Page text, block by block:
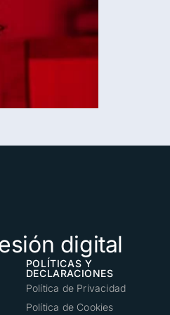
digital
POLÍTICAS Y
DECLARACIONES
Política de Privacidad
Política de Cookies